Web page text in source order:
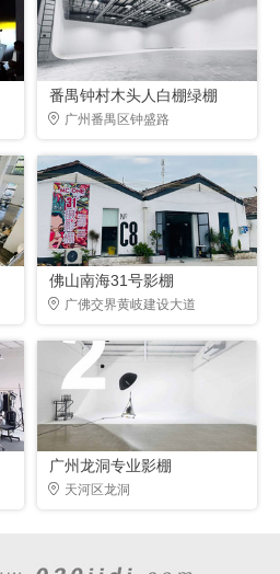
番禺钟村木头人白棚绿棚
广州番禺区钟盛路
佛山南海31号影棚
广佛交界黄岐建设大道
广州龙洞专业影棚
天河区龙洞